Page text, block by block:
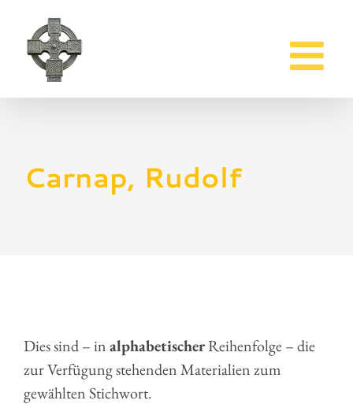
Inhalt
springen
Carnap, Rudolf
Dies sind – inalphabetischerReihenfolge – die
zur Verfügung stehenden Materialien zum
gewählten Stichwort.